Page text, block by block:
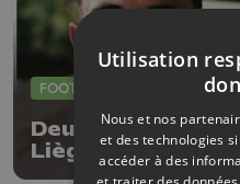
FOOTBALL
Deux nouvelles
Liège
Utilisation
Nous et nos
et des technologies
accéder à des